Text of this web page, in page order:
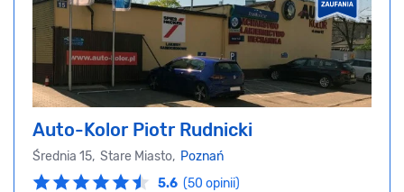
Auto-Kolor Piotr Rudnicki
Średnia 15, Stare Miasto, Poznań
5.6 (50 opinii)